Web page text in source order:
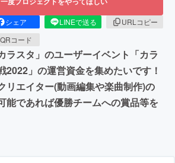
シェア LINEで送る
URLコピー
QRコード
ラスタ」のユーザーイベント「カラ
2022」の運営資金を集めたいです！
リエイター(動画編集や楽曲制作)の
能であれば優勝チームへの賞品等を